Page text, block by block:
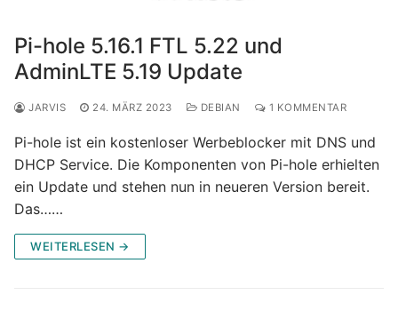
Pi-hole 5.16.1 FTL 5.22 und
AdminLTE 5.19 Update
JARVIS 24. MÄRZ 2023 DEBIAN 1 KOMMENTAR
Pi-hole ist ein kostenloser Werbeblocker mit DNS und
DHCP Service. Die Komponenten von Pi-hole erhielten
ein Update und stehen nun in neueren Version bereit.
Das……
WEITERLESEN →